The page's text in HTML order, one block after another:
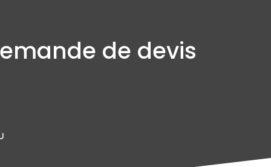
de devis